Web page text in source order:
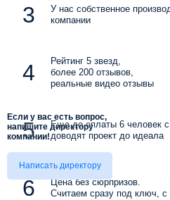
У нас собственное
компании
Рейтинг 5 звезд,
более 200 отзывов,
реальные видео отзывы
Еще до оплаты 6 человек
доводят проект до идеала
Цена без сюрпризов.
Считаем сразу под ключ, с
Если у вас есть вопрос,
напишите директору
компании!
Написать директору